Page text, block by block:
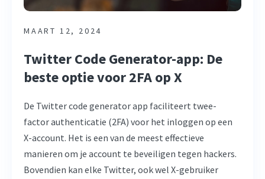
MAART 12, 2024
Twitter Code Generator-app: De
beste optie voor 2FA op X
De Twitter code generator app faciliteert twee-
factor authenticatie (2FA) voor het inloggen op een
X-account. Het is een van de meest effectieve
manieren om je account te beveiligen tegen hackers.
Bovendien kan elke Twitter, ook wel X-gebruiker